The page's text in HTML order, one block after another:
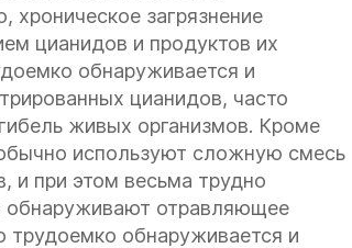
загрязнение
цианидов и продуктов их
обнаруживается и
цианидов, часто
живых организмов. Кроме
используют сложную смесь
и при этом весьма трудно
обнаруживают отравляющее
трудоемко обнаруживается и